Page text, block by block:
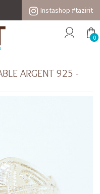
Instashop #tazirit
0
ARGENT 925 -